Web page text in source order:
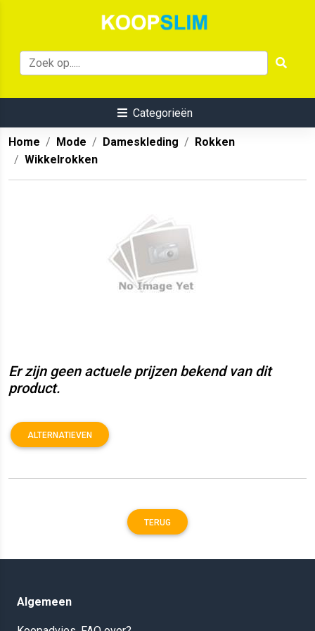
Categorieën
Home Mode Dameskleding
Rokken
Wikkelrokken
Er zijn geen actuele prijzen bekend van dit
product.
ALTERNATIEVEN
TERUG
Algemeen